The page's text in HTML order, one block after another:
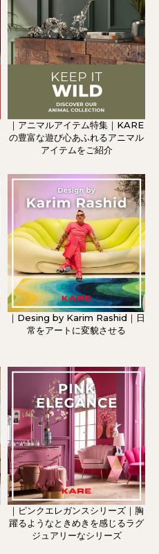
｜アニマルアイテム特集｜KARE
の豊富な遊び心あふれるアニマル
アイテムをご紹介
｜Desing by Karim Rashid｜日
常をアートに変貌させる
｜ピンクエレガンスシリーズ｜胸
躍るようなときめきを感じるラグ
ジュアリーなシリーズ